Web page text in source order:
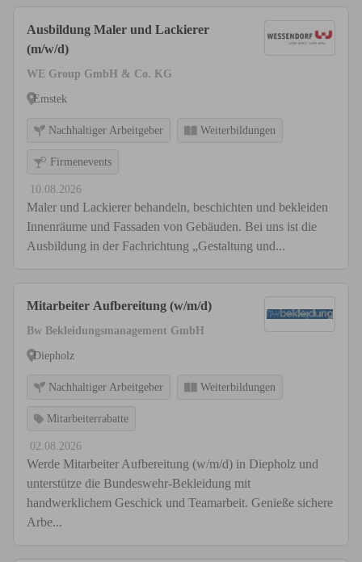
Ausbildung Maler und Lackierer
(m/w/d)
WE Group GmbH & Co. KG
Emstek
Nachhaltiger Arbeitgeber Weiterbildungen
Firmenevents
10.08.2026
Maler und Lackierer behandeln, beschichten und bekleiden
Innenräume und Fassaden von Gebäuden. Bei uns ist die
Ausbildung in der Fachrichtung „Gestaltung und...
Mitarbeiter Aufbereitung (w/m/d)
Bw Bekleidungsmanagement GmbH
Diepholz
Nachhaltiger Arbeitgeber Weiterbildungen
Mitarbeiterrabatte
02.08.2026
Werde Mitarbeiter Aufbereitung (w/m/d) in Diepholz und
unterstütze die Bundeswehr-Bekleidung mit
handwerklichem Geschick und Teamarbeit. Genieße sichere
Arbe...